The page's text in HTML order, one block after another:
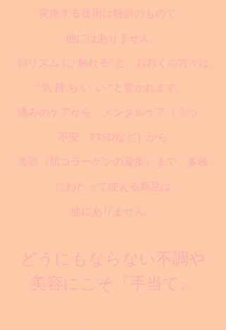
変換する技術は独自のもので、
他にはありません。
顔リズム に“触れる”と、おおくの方々は
”気 持 ち い い ”と驚かれます。
痛みのケアから、メンタルケア（うつ、
不安、PTSDなど）から
美容（肌コラーゲンの凝集）まで、多岐
にわたって使える商品は
他にありません。
どうにもならない不調や
美容にこそ『手当て』